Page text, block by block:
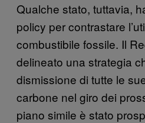
Qualche stato, tuttavia,
policy per contrastare
combustibile fossile. Il
delineato una strategia
dismissione di tutte le
carbone nel giro dei
piano simile è stato